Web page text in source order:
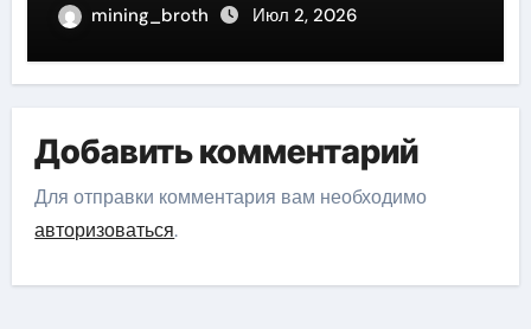
mining_broth Июл 2, 2026
Добавить комментарий
Для отправки комментария вам необходимо
авторизоваться.